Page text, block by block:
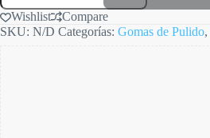
Espiral
cantidad
Wishlist
Compare
SKU: N/D Categorías: Gomas de Pulido,